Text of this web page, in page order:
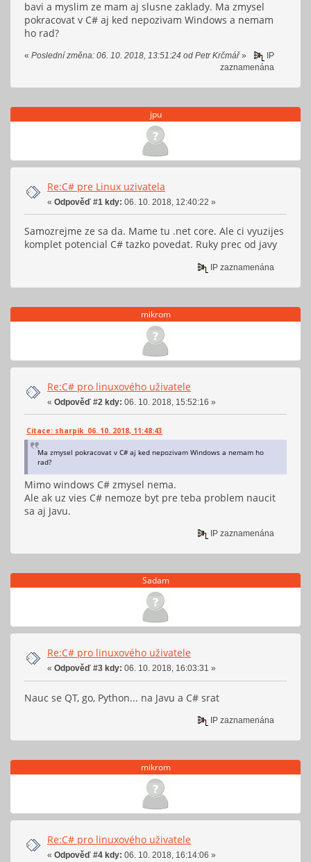
bavi a myslim ze mam aj slusne zaklady. Ma zmysel
pokracovat v C# aj ked nepozivam Windows a nemam
ho rad?
« Poslední změna: 06. 10. 2018, 13:51:24 od Petr Krčmář»
IP
zaznamenána
jpu
Re:C# pre Linux uzivatela
« Odpověď #1 kdy: 06. 10. 2018, 12:40:22 »
Samozrejme ze sa da. Mame tu .net core. Ale ci vyuzijes
komplet potencial C# tazko povedat. Ruky prec od javy
IP zaznamenána
mikrom
Re:C# pro linuxového uživatele
« Odpověď #2 kdy: 06. 10. 2018, 15:52:16 »
Citace: sharpik 06. 10. 2018, 11:48:43
Ma zmysel pokracovat v C# aj ked nepozivam Windows a nemam ho
rad?
Mimo windows C# zmysel nema.
Ale ak uz vies C# nemoze byt pre teba problem naucit
sa aj Javu.
IP zaznamenána
Sadam
Re:C# pro linuxového uživatele
« Odpověď #3 kdy: 06. 10. 2018, 16:03:31 »
Nauc se QT, go, Python... na Javu a C# srat
IP zaznamenána
mikrom
Re:C# pro linuxového uživatele
« Odpověď #4 kdy: 06. 10. 2018, 16:14:06 »